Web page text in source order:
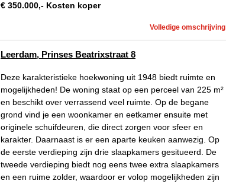
€ 350.000,- Kosten koper
Volledige omschrijving
Leerdam, Prinses Beatrixstraat 8
Deze karakteristieke hoekwoning uit 1948 biedt ruimte en
mogelijkheden! De woning staat op een perceel van 225 m²
en beschikt over verrassend veel ruimte. Op de begane
grond vind je een woonkamer en eetkamer ensuite met
originele schuifdeuren, die direct zorgen voor sfeer en
karakter. Daarnaast is er een aparte keuken aanwezig. Op
de eerste verdieping zijn drie slaapkamers gesitueerd. De
tweede verdieping biedt nog eens twee extra slaapkamers
en een ruime zolder, waardoor er volop mogelijkheden zijn